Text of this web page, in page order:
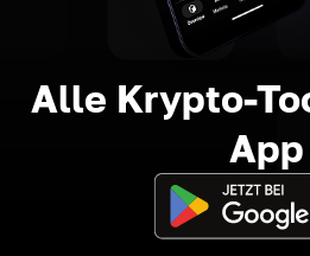
Alle Krypto-
App